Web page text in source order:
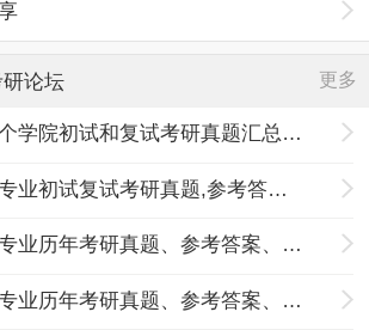
论坛 更多
天津工业大学各个学院初试和复试考研真题汇总分享
天津工业大学各专业初试复试考研真题,参考答案,重点范围
天津工业大学各专业历年考研真题、参考答案、内部笔记
天津工业大学各专业历年考研真题、参考答案、内部笔记